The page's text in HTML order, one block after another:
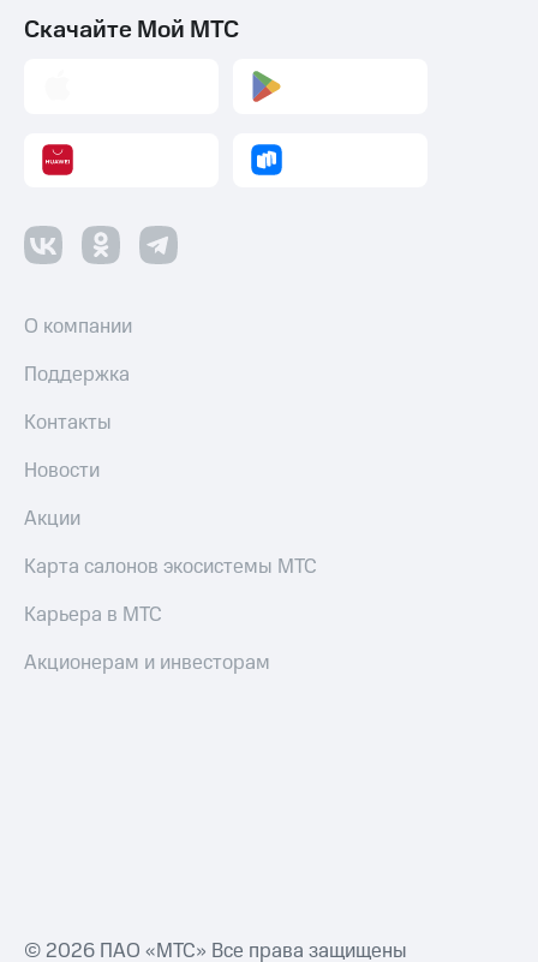
Скачайте Мой МТС
О компании
Поддержка
Контакты
Новости
Акции
Карта салонов экосистемы МТС
Карьера в МТС
Акционерам и инвесторам
© 2026 ПАО «МТС» Все права защищены